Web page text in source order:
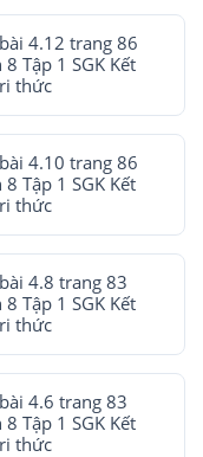
4.12 trang 86
8 Tập 1 SGK Kết
thức
4.10 trang 86
8 Tập 1 SGK Kết
thức
4.8 trang 83
8 Tập 1 SGK Kết
thức
4.6 trang 83
8 Tập 1 SGK Kết
thức